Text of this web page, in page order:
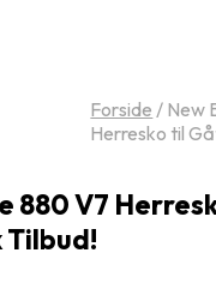
Forside / New
Herresko til
880 V7
Tilbud!